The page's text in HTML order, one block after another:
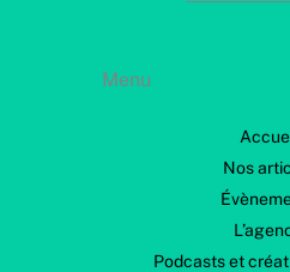
Menu
Nos
Podcasts et